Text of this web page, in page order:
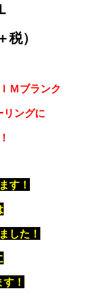
税）
Ｍブランク
リングに
す！
した！
！